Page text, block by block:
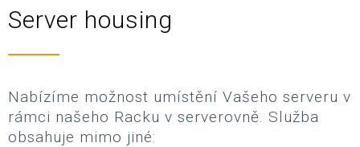
Server housing
Nabízíme možnost umístění Vašeho serveru v
rámci našeho Racku v serverovně. Služba
obsahuje mimo jiné: